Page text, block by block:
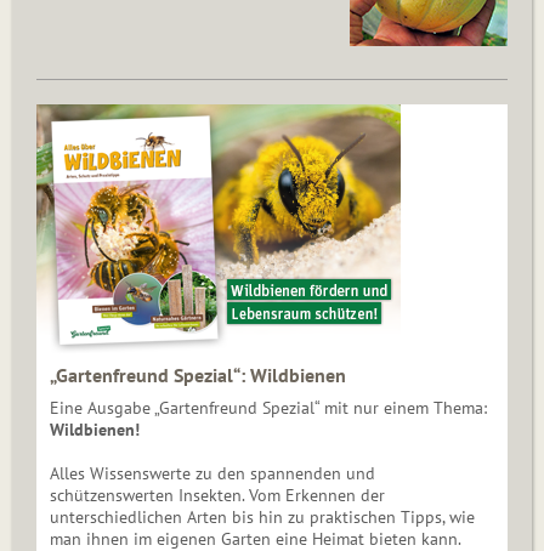
„Gartenfreund Spezial“: Wildbienen
Eine Ausgabe „Gartenfreund Spezial“ mit nur einem Thema:
Wildbienen!
Alles Wissenswerte zu den spannenden und
schützenswerten Insekten. Vom Erkennen der
unterschiedlichen Arten bis hin zu praktischen Tipps, wie
man ihnen im eigenen Garten eine Heimat bieten kann.